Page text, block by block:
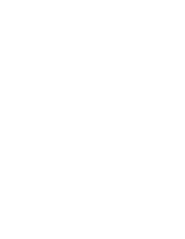
de los agentes de IA,
están